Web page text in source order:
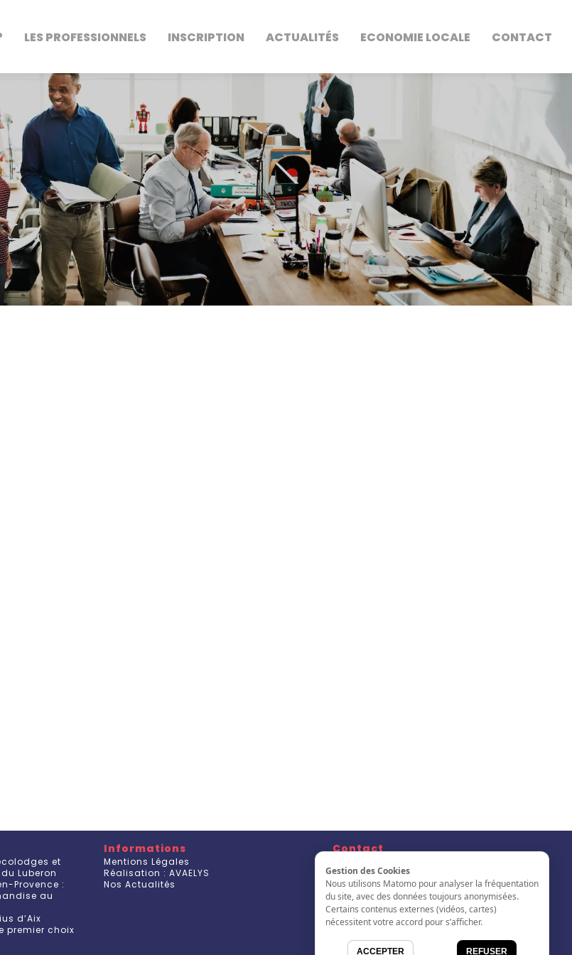
Gestion des Cookies
Nous utilisons Matomo pour analyser la fréquentation
du site, avec des données toujours anonymisées.
Certains contenus externes (vidéos, cartes)
nécessitent votre accord pour s’afficher.
ACCEPTER REFUSER
LES PROFESSIONNELS INSCRIPTION ACTUALITÉS ECONOMIE LOCALE CONTACT
et
Luberon
Provence :
au
d’Aix
premier choix
Informations
Mentions Légales
Réalisation : AVAELYS
Nos Actualités
Contact
S'inscrire
L'annuaire